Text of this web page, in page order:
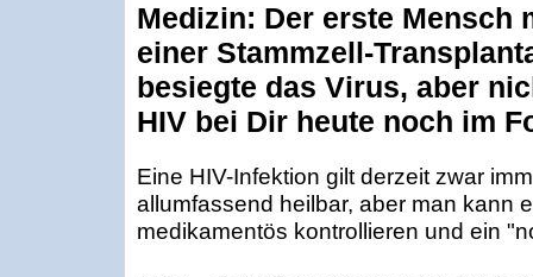
Medizin: Der erste Mensch
einer Stammzell-
besiegte das Virus, aber
HIV bei Dir heute noch im
Eine HIV-Infektion gilt derzeit zwar
allumfassend heilbar, aber man kann
medikamentös kontrollieren und ein